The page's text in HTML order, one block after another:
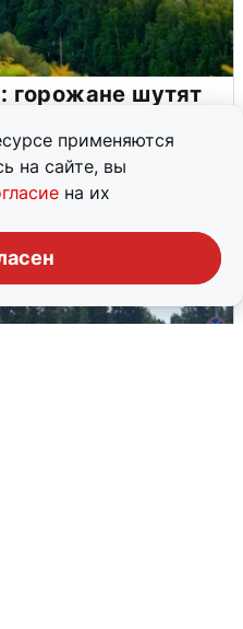
применяются
на сайте, вы
на их
горожане шутят